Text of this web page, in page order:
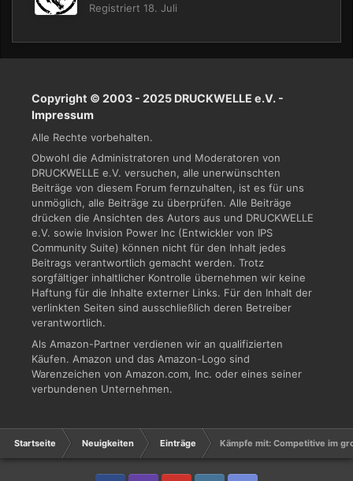
Registriert 18. Juli
Copyright © 2003 - 2025 DRUCKWELLE e.V. -
Impressum
Alle Rechte vorbehalten.
Obwohl die Administratoren und Moderatoren von
DRUCKWELLE e.V. versuchen, alle unerwünschten
Beiträge von diesem Forum fernzuhalten, ist es für uns
unmöglich, alle Beiträge zu überprüfen. Alle Beiträge
drücken die Ansichten des Autors aus und DRUCKWELLE
e.V. sowie Invision Power Inc (Entwickler von IPS
Community Suite) können nicht für den Inhalt jedes
Beitrags verantwortlich gemacht werden. Trotz
sorgfältiger inhaltlicher Kontrolle übernehmen wir keine
Haftung für die Inhalte externer Links. Für den Inhalt der
verlinkten Seiten sind ausschließlich deren Betreiber
verantwortlich.
Als Amazon-Partner verdienen wir an qualifizierten
Käufen. Amazon und das Amazon-Logo sind
Warenzeichen von Amazon.com, Inc. oder eines seiner
verbundenen Unternehmen.
Startseite Neuigkeiten Einträge Kämpfe mit: Competitive im